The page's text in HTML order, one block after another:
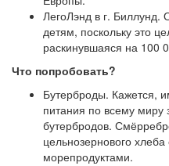
ЛегоЛэнд в г. Биллунд.
детям, поскольку это
раскинувшаяся на 100
Что попробовать?
Бутерброды. Кажется,
питания по всему миру
бутербродов.
цельнозернового
морепродуктами.